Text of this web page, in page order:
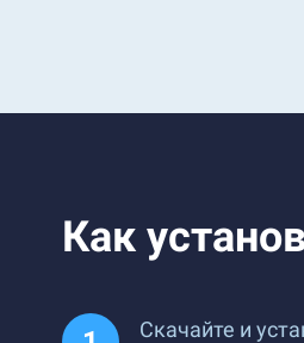
Как
Скачайте и